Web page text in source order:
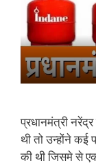
प्रधानमंत्री
थी तो उन्होंने कई
की थी जिसमे से